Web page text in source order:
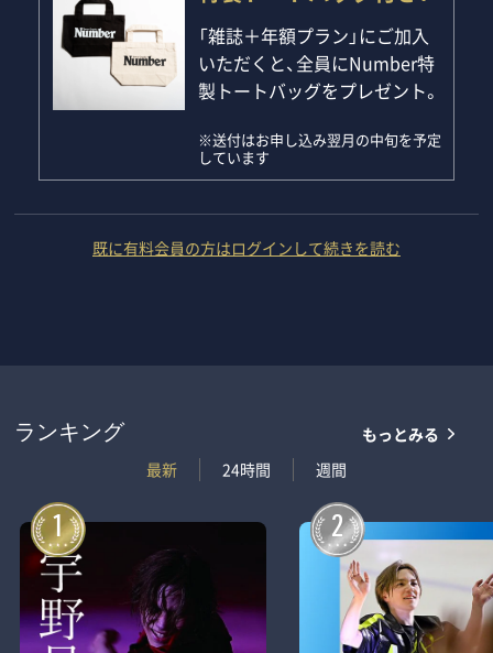
「雑誌＋年額プラン」にご加入
いただくと、全員にNumber特
製トートバッグをプレゼント。
※送付はお申し込み翌月の中旬を予定
しています
既に有料会員の方はログインして続きを読む
ランキング
最新
24時間 週間
もっとみる
1 2